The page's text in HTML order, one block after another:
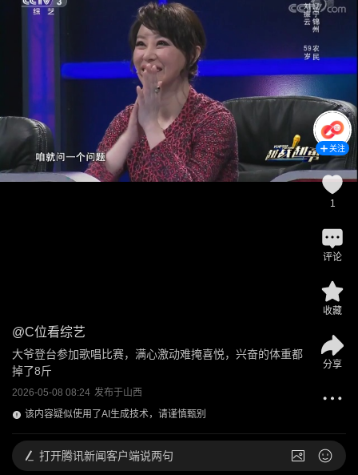
@C位看综艺
大爷登台参加歌唱比赛，满心激动难掩喜悦，兴奋的体重都
掉了8斤
2026-05-08 08:24 发布于山西
该内容疑似使用了AI生成技术，请谨慎甄别
关注
1
评论
收藏
分享
打开腾讯新闻客户端说两句